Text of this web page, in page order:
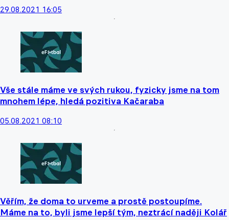
29.08.2021 16:05
Vše stále máme ve svých rukou, fyzicky jsme na tom
mnohem lépe, hledá pozitiva Kačaraba
05.08.2021 08:10
Věřím, že doma to urveme a prostě postoupíme.
Máme na to, byli jsme lepší tým, neztrácí naději Kolář